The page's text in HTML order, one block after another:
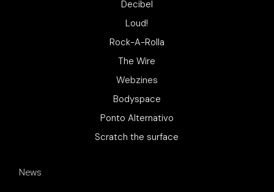
Decibel
Loud!
Rock-A-Rolla
The Wire
Webzines
Bodyspace
Ponto Alternativo
Scratch the surface
News